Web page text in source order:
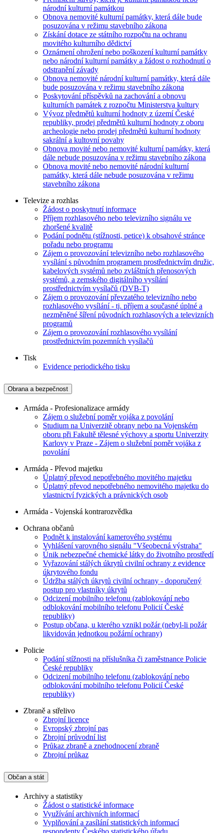
národní kulturní památkou
Obnova nemovité kulturní památky, která dále bude
posuzována v režimu stavebního zákona
Získání dotace ze státního rozpočtu na ochranu
movitého kulturního dědictví
Oznámení ohrožení nebo poškození kulturní památky
nebo národní kulturní památky a žádost o rozhodnutí o
odstranění závady
Obnova nemovité národní kulturní památky, která dále
bude posuzována v režimu stavebního zákona
Poskytování příspěvků na zachování a obnovu
kulturních památek z rozpočtu Ministerstva kultury
Vývoz předmětů kulturní hodnoty z území České
republiky, prodej předmětů kulturní hodnoty z oboru
archeologie nebo prodej předmětů kulturní hodnoty
sakrální a kultovní povahy
Obnova movité nebo nemovité kulturní památky, která
dále nebude posuzována v režimu stavebního zákona
Obnova movité nebo nemovité národní kulturní
památky, která dále nebude posuzována v režimu
stavebního zákona
Televize a rozhlas
Žádost o poskytnutí informace
Příjem rozhlasového nebo televizního signálu ve
zhoršené kvalitě
Podání podnětu (stížnosti, petice) k obsahové stránce
pořadu nebo programu
Zájem o provozování televizního nebo rozhlasového
vysílání s původním programem prostřednictvím družic,
kabelových systémů nebo zvláštních přenosových
systémů, a zemského digitálního vysílání
prostřednictvím vysílačů (DVB-T)
Zájem o provozování převzatého televizního nebo
rozhlasového vysílání - tj. příjem a současné úplné a
nezměněné šíření původních rozhlasových a televizních
programů
Zájem o provozování rozhlasového vysílání
prostřednictvím pozemních vysílačů
Tisk
Evidence periodického tisku
Obrana a bezpečnost
Armáda - Profesionalizace armády
Zájem o služební poměr vojáka z povolání
Studium na Univerzitě obrany nebo na Vojenském
oboru při Fakultě tělesné výchovy a sportu Univerzity
Karlovy v Praze - Zájem o služební poměr vojáka z
povolání
Armáda - Převod majetku
Úplatný převod nepotřebného movitého majetku
Úplatný převod nepotřebného nemovitého majetku do
vlastnictví fyzických a právnických osob
Armáda - Vojenská kontrarozvědka
Ochrana občanů
Podnět k instalování kamerového systému
Vyhlášení varovného signálu "Všeobecná výstraha"
Únik nebezpečné chemické látky do životního prostředí
Vyřazování stálých úkrytů civilní ochrany z evidence
úkrytového fondu
Údržba stálých úkrytů civilní ochrany - doporučený
postup pro vlastníky úkrytů
Odcizení mobilního telefonu (zablokování nebo
odblokování mobilního telefonu Policií České
republiky)
Postup občana, u kterého vznikl požár (nebyl-li požár
likvidován jednotkou požární ochrany)
Policie
Podání stížnosti na příslušníka či zaměstnance Policie
České republiky
Odcizení mobilního telefonu (zablokování nebo
odblokování mobilního telefonu Policií České
republiky)
Zbraně a střelivo
Zbrojní licence
Evropský zbrojní pas
Zbrojní průvodní list
Průkaz zbraně a znehodnocení zbraně
Zbrojní průkaz
Občan a stát
Archivy a statistiky
Žádost o statistické informace
Využívání archivních informací
Vyplňování a zasílání statistických informací
respondenty Českého statistického úřadu